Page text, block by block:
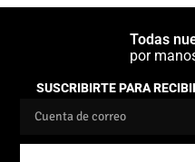
Todas
por
SUSCRIBIRTE PARA